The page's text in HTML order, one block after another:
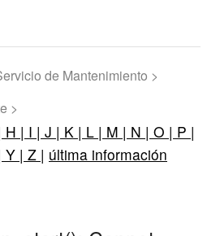
de Mantenimiento >
>
H | I | J | K | L | M | N | O | P |
Y | Z | última información